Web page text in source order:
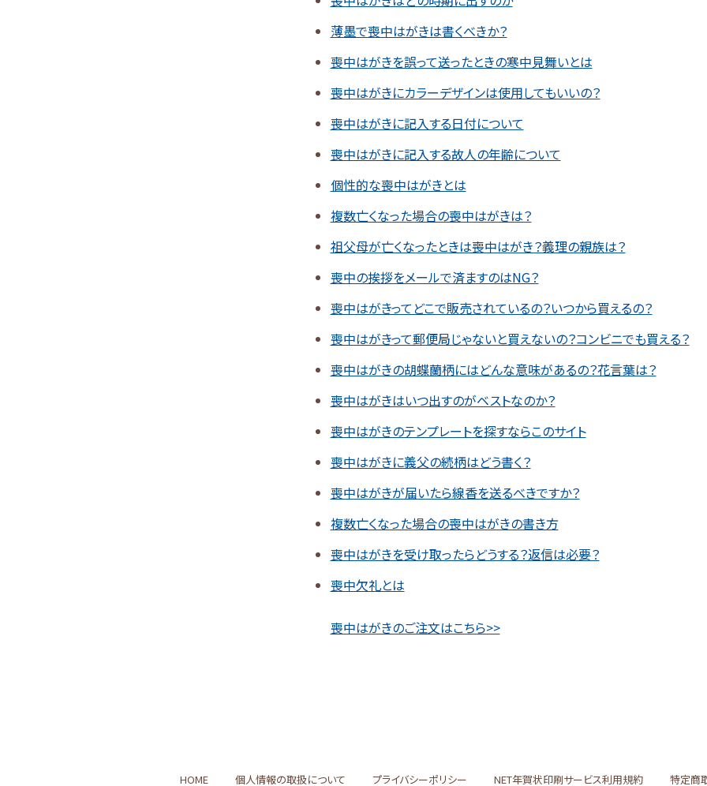
薄墨で喪中はがきは書くべきか？
喪中はがきを誤って送ったときの寒中見舞いとは
喪中はがきにカラーデザインは使用してもいいの？
喪中はがきに記入する日付について
喪中はがきに記入する故人の年齢について
個性的な喪中はがきとは
複数亡くなった場合の喪中はがきは？
祖父母が亡くなったときは喪中はがき？義理の親族は？
喪中の挨拶をメールで済ますのはNG？
喪中はがきってどこで販売されているの？いつから買えるの？
喪中はがきって郵便局じゃないと買えないの？コンビニでも買える？
喪中はがきの胡蝶蘭柄にはどんな意味があるの？花言葉は？
喪中はがきはいつ出すのがベストなのか？
喪中はがきのテンプレートを探すならこのサイト
喪中はがきに義父の続柄はどう書く？
喪中はがきが届いたら線香を送るべきですか？
複数亡くなった場合の喪中はがきの書き方
喪中はがきを受け取ったらどうする？返信は必要？
喪中欠礼とは
喪中はがきのご注文はこちら>>
HOME 個人情報の取扱について プライバシーポリシー NET年賀状印刷サービス利用規約 特定商